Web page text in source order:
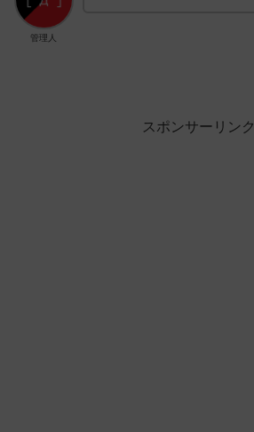
管理人
スポンサーリンク